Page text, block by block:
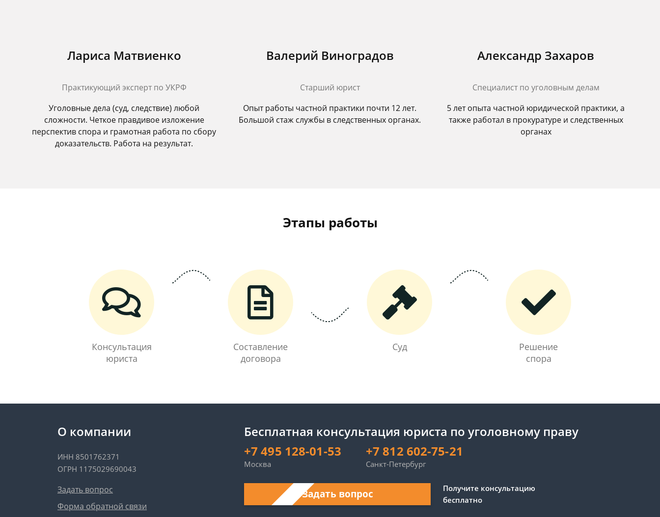
Лариса Матвиенко
Практикующий эксперт по УКРФ
Уголовные дела (суд, следствие) любой
сложности. Четкое правдивое изложение
перспектив спора и грамотная работа по сбору
доказательств. Работа на результат.
Валерий Виноградов
Старший юрист
Опыт работы частной практики почти 12 лет.
Большой стаж службы в следственных органах.
Александр Захаров
Специалист по уголовным делам
5 лет опыта частной юридической практики, а
также работал в прокуратуре и следственных
органах
Этапы работы
Консультация
юриста
Составление
договора
Суд
Решение
спора
О компании
ИНН 8501762371
ОГРН 1175029690043
Задать вопрос
Форма обратной связи
Бесплатная консультация юриста по уголовному праву
+7 495 128-01-53
Москва
+7 812 602-75-21
Санкт-Петербург
Задать вопрос
Получите консультацию
бесплатно
Здравствуйте! Я дежурный
юрист-консультант сайта,